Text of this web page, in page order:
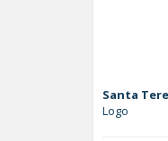
Santa
Logo